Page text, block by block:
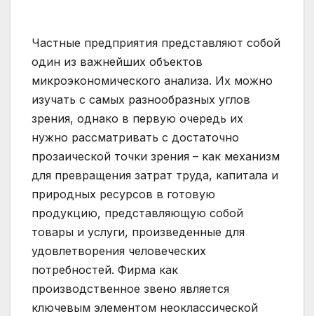
Частные предприятия представляют собой
один из важнейших объектов
микроэкономического анализа. Их можно
изучать с самых разнообразных углов
зрения, однако в первую очередь их
нужно рассматривать с достаточно
прозаической точки зрения – как механизм
для превращения затрат труда, капитала и
природных ресурсов в готовую
продукцию, представляющую собой
товары и услуги, произведенные для
удовлетворения человеческих
потребностей. Фирма как
производственное звено является
ключевым элементом неоклассической